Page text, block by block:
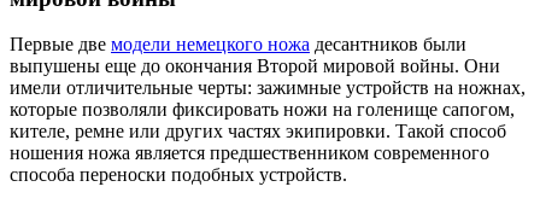
Первые две модели немецкого ножа десантников были
выпушены еще до окончания Второй мировой войны. Они
имели отличительные черты: зажимные устройств на ножнах,
которые позволяли фиксировать ножи на голенище сапогом,
кителе, ремне или других частях экипировки. Такой способ
ношения ножа является предшественником современного
способа переноски подобных устройств.